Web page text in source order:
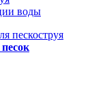
воды
пескоструя